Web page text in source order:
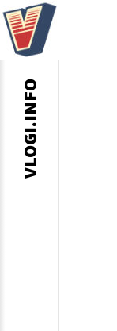
VLOGI.INFO